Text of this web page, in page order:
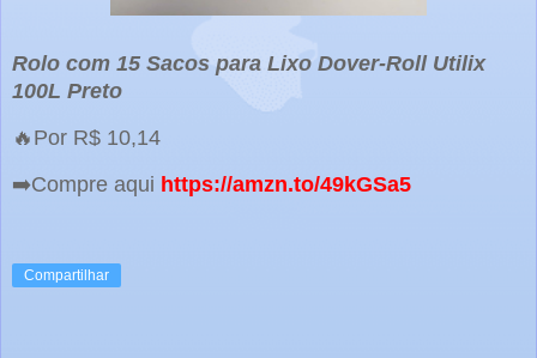
Rolo com 15 Sacos para Lixo Dover-Roll Utilix
100L Preto
🔥Por R$ 10,14
➡️Compre aqui https://amzn.to/49kGSa5
Compartilhar